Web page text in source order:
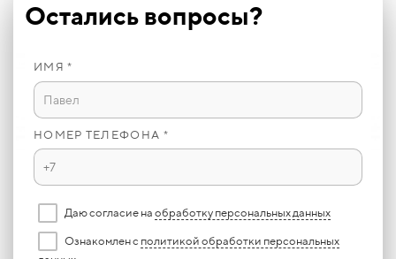
Остались вопросы?
ИМЯ *
НОМЕР ТЕЛЕФОНА *
Даю согласие на обработку персональных данных
Ознакомлен с политикой обработки персональных